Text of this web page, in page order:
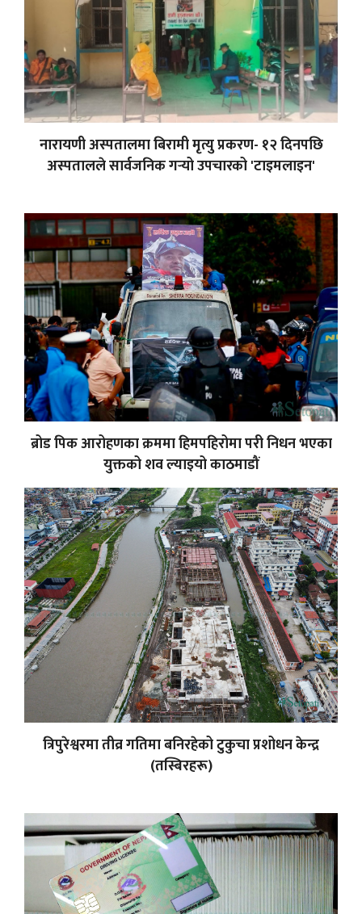
नारायणी अस्पतालमा बिरामी मृत्यु प्रकरण- १२ दिनपछि
अस्पतालले सार्वजनिक गर्‍यो उपचारको 'टाइमलाइन'
ब्रोड पिक आरोहणका क्रममा हिमपहिरोमा परी निधन भएका
युक्तको शव ल्याइयो काठमाडौं
त्रिपुरेश्वरमा तीव्र गतिमा बनिरहेको टुकुचा प्रशोधन केन्द्र
(तस्बिरहरू)